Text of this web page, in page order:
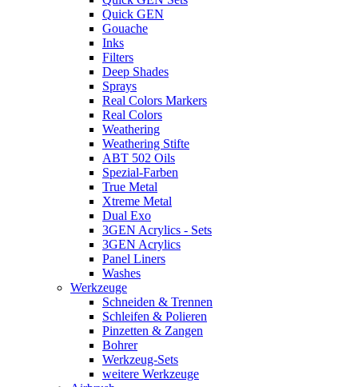
Quick GEN
Gouache
Inks
Filters
Deep Shades
Sprays
Real Colors Markers
Real Colors
Weathering
Weathering Stifte
ABT 502 Oils
Spezial-Farben
True Metal
Xtreme Metal
Dual Exo
3GEN Acrylics - Sets
3GEN Acrylics
Panel Liners
Washes
Werkzeuge
Schneiden & Trennen
Schleifen & Polieren
Pinzetten & Zangen
Bohrer
Werkzeug-Sets
weitere Werkzeuge